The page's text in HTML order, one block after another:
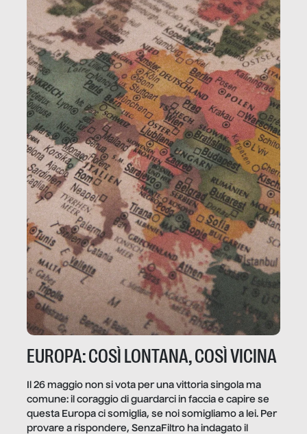
EUROPA: COSÌ LONTANA, COSÌ VICINA
Il 26 maggio non si vota per una vittoria singola ma
comune: il coraggio di guardarci in faccia e capire se
questa Europa ci somiglia, se noi somigliamo a lei. Per
provare a rispondere, SenzaFiltro ha indagato il